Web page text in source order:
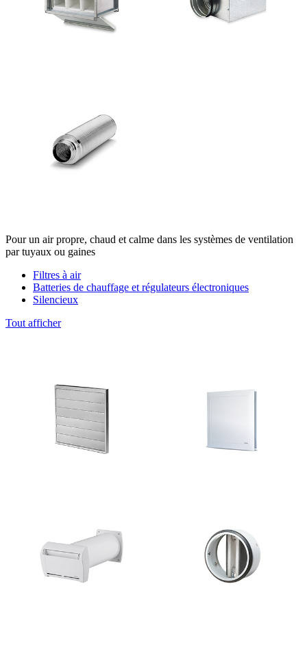
Pour un air propre, chaud et calme dans les systèmes de ventilation
par tuyaux ou gaines
Filtres à air
Batteries de chauffage et régulateurs électroniques
Silencieux
Tout afficher